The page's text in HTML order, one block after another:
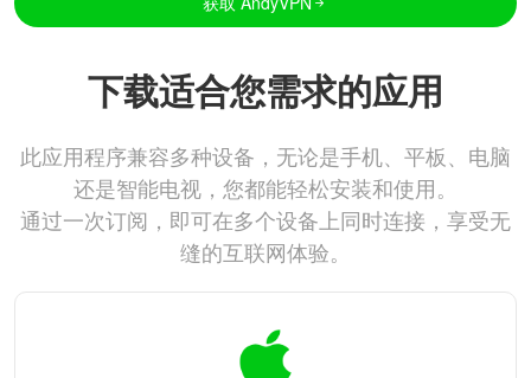
下载适合您需求的应用
此应用程序兼容多种设备，无论是手机、平板、电脑
还是智能电视，您都能轻松安装和使用。
通过一次订阅，即可在多个设备上同时连接，享受无
缝的互联网体验。